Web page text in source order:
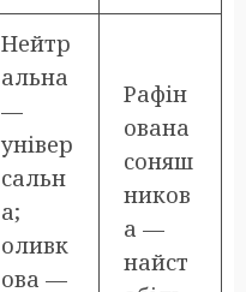
Нейтр
альна
—
універ
сальн
а;
оливк
ова —
Рафін
ована
соняш
ников
а —
найст